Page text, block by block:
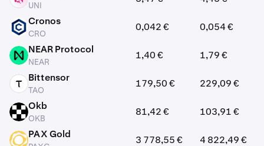
UNI
CRO Cronos
CRO
0,042 € 0,054 €
NEAR NEAR Protocol
NEAR
1,40 € 1,79 €
TAO Bittensor
TAO
179,50 € 229,09 €
Okb
OKB
81,42 € 103,91 €
PAXG PAX Gold 3 778,55 € 4 822,49 €